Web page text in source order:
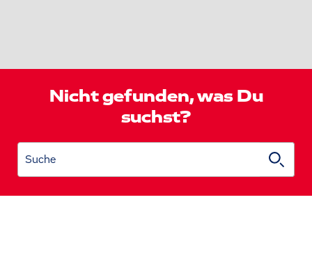
Nicht gefunden, was Du
suchst?
Suche